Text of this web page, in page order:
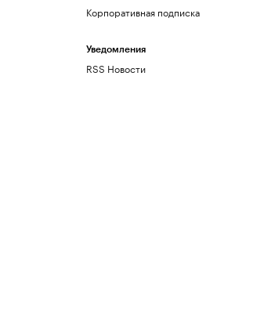
Корпоративная подписка
Уведомления
RSS Новости